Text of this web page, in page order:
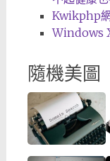
Kwikphp
Windows
隨機美圖